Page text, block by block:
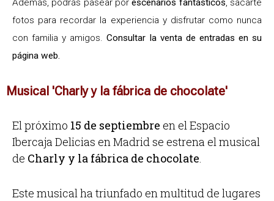
Además, podrás pasear porescenarios fantásticos, sacarte
fotos para recordar la experiencia y disfrutar como nunca
con familia y amigos.Consultar la venta de entradas en su
página web.
Musical 'Charly y la fábrica de chocolate'
El próximo 15 de septiembre en el Espacio
Ibercaja Delicias en Madrid se estrena el musical
de Charly y la fábrica de chocolate.
Este musical ha triunfado en multitud de lugares